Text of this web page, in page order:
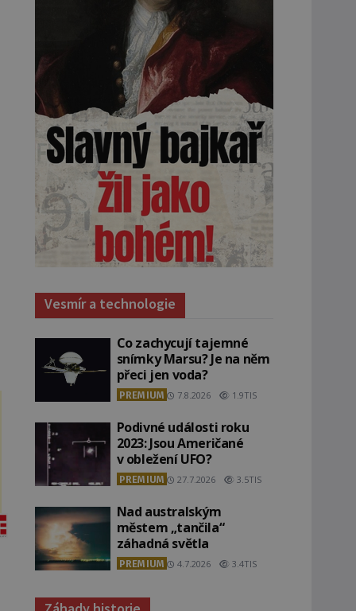
Vesmír a technologie
Co zachycují tajemné
snímky Marsu? Je na něm
přeci jen voda?
PREMIUM 7.8.2026 1.9TIS
Podivné události roku
2023: Jsou Američané
v obležení UFO?
PREMIUM 27.7.2026 3.5TIS
Nad australským
městem „tančila“
záhadná světla
PREMIUM 4.7.2026 3.4TIS